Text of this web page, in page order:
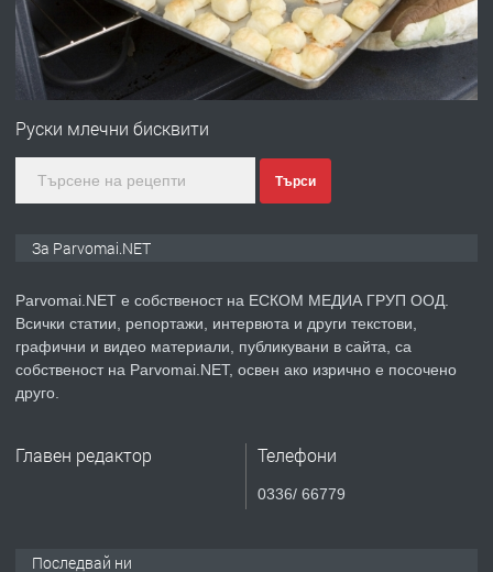
преди 1 година
ПРЕДЛАГА
Първи поход "По стъпките на Ангел
преди 1 година
ПРЕДЛАГА Уроци по Математика
Руски млечни бисквити
Търси
За Parvomai.NET
Parvomai.NET е собственост на ЕСКОМ МЕДИА ГРУП ООД.
Всички статии, репортажи, интервюта и други текстови,
графични и видео материали, публикувани в сайта, са
собственост на Parvomai.NET, освен ако изрично е посочено
друго.
Главен редактор Телефони
0336/ 66779
Последвай ни